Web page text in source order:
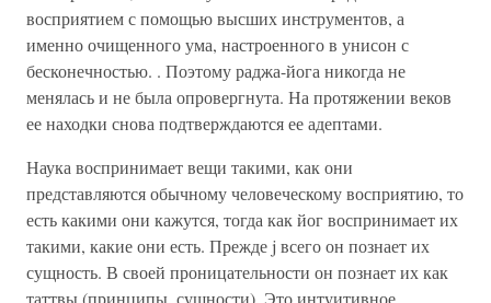
восприятием с помощью высших инструментов, а
именно очищенного ума, настроенного в унисон с
бесконечностью. . Поэтому раджа-йога никогда не
менялась и не была опровергнута. На протяжении веков
ее находки снова подтверждаются ее адептами.
Наука воспринимает вещи такими, как они
представляются обычному человеческому восприятию, то
есть какими они кажутся, тогда как йог воспринимает их
такими, какие они есть. Прежде j всего он познает их
сущность. В своей проницательности он познает их как
таттвы (принципы, сущности). Это интуитивное